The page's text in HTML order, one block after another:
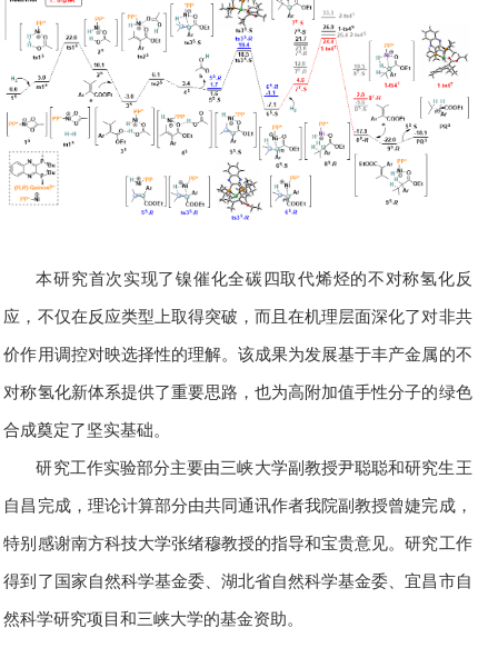
本研究首次实现了镍催化全碳四取代烯烃的不对称氢化反
应，不仅在反应类型上取得突破，而且在机理层面深化了对非共
价作用调控对映选择性的理解。该成果为发展基于丰产金属的不
对称氢化新体系提供了重要思路，也为高附加值手性分子的绿色
合成奠定了坚实基础。
研究工作实验部分主要由三峡大学副教授尹聪聪和研究生王
自昌完成，理论计算部分由共同通讯作者我院副教授曾婕完成，
特别感谢南方科技大学张绪穆教授的指导和宝贵意见。研究工作
得到了国家自然科学基金委、湖北省自然科学基金委、宜昌市自
然科学研究项目和三峡大学的基金资助。